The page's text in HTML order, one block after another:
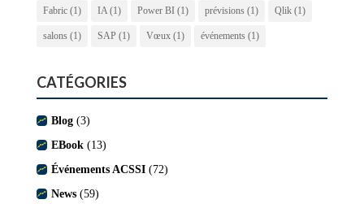
Fabric(1) IA(1) Power BI(1) prévisions(1) Qlik(1)
salons(1) SAP (1) Vœux(1) événements(1)
CATÉGORIES
Blog(3)
EBook(13)
Événements ACSSI(72)
News(59)